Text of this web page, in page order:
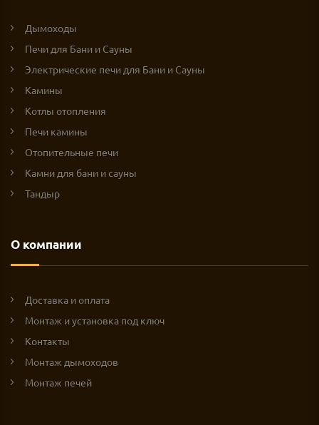
Дымоходы
Печи для Бани и Сауны
Электрические печи для Бани и Сауны
Камины
Котлы отопления
Печи камины
Отопительные печи
Камни для бани и сауны
Тандыр
О компании
Доставка и оплата
Монтаж и установка под ключ
Контакты
Монтаж дымоходов
Монтаж печей